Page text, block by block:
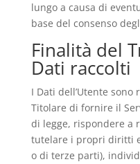
lungo a causa di
base del consenso
Finalità del
Dati raccolti
I Dati dell’Utente
Titolare di fornire il
di legge, rispondere a
tutelare i propri diritti
o di terze parti),